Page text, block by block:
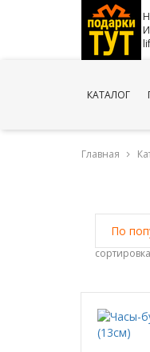
КАТАЛОГ
Главная
По
сортировка